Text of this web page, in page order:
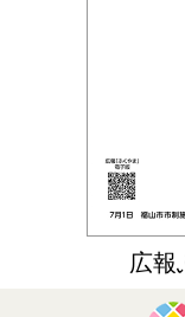
広報